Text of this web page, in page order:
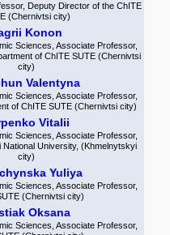
Deputy Director of the ChITE
(Chernivtsi city)
Konon
Sciences, Associate Professor,
of ChITE SUTE (Chernivtsi
city)
Valentyna
Sciences, Associate Professor,
of ChITE SUTE (Chernivtsi city)
Vitalii
Sciences, Associate Professor,
National University, (Khmelnytskyi
city)
Yuliya
Sciences, Associate Professor,
(Chernivtsi city)
Oksana
Sciences, Associate Professor,